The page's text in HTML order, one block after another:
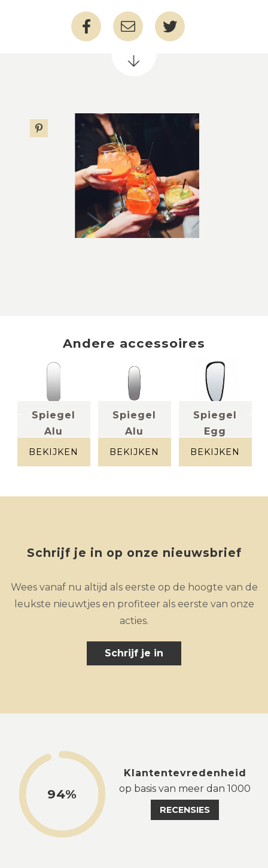
Andere accessoires
Spiegel
Alu
(ovaal)
zwart frame
BEKIJKEN
Spiegel
Alu
(deens
ovaal)
BEKIJKEN
Spiegel
Egg
massief hout
BEKIJKEN
Schrijf je in op onze nieuwsbrief
Wees vanaf nu altijd als eerste op de hoogte van de
leukste nieuwtjes en profiteer als eerste van onze
acties.
Schrijf je in
94%
Klantentevredenheid
op basis van meer dan 1000
RECENSIES